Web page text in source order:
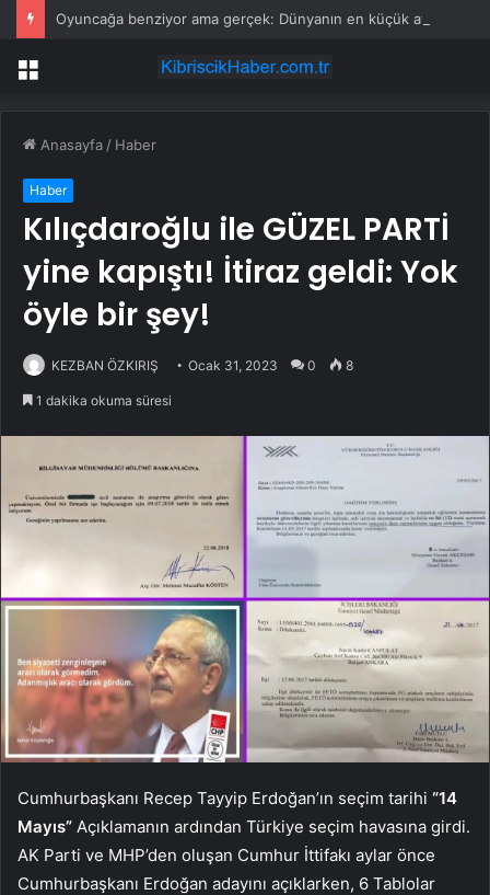
Menü
Anasayfa / Haber
Haber
Kılıçdaroğlu ile GÜZEL PARTİ
yine kapıştı! İtiraz geldi: Yok
öyle bir şey!
KEZBAN ÖZKIRIŞ Ocak 31, 2023 0 8
1 dakika okuma süresi
Cumhurbaşkanı Recep Tayyip Erdoğan’ın seçim tarihi “14
Mayıs” Açıklamanın ardından Türkiye seçim havasına girdi.
AK Parti ve MHP’den oluşan Cumhur İttifakı aylar önce
Cumhurbaşkanı Erdoğan adayını açıklarken, 6 Tablolar